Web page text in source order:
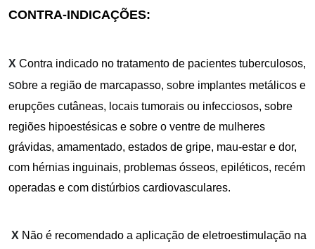
CONTRA-INDICAÇÕES:
X Contra indicado no tratamento de pacientes tuberculosos,
sobre a região de marcapasso, sobre implantes metálicos e
erupções cutâneas, locais tumorais ou infecciosos, sobre
regiões hipoestésicas e sobre o ventre de mulheres
grávidas, amamentado, estados de gripe, mau-estar e dor,
com hérnias inguinais, problemas ósseos, epiléticos, recém
operadas e com distúrbios cardiovasculares.
X Não é recomendado a aplicação de eletroestimulação na